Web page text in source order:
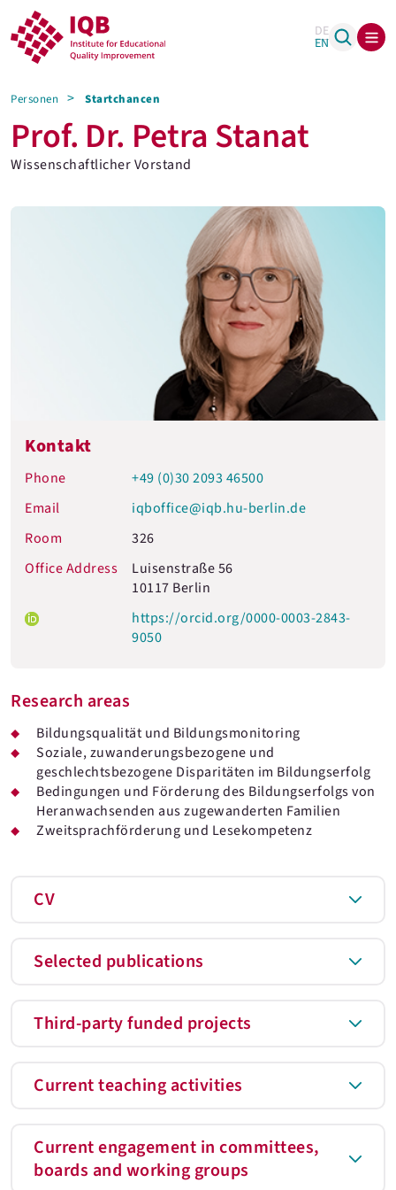
DE
EN
Research areas
Bildungsqualität und Bildungsmonitoring
Soziale, zuwanderungsbezogene und
geschlechtsbezogene Disparitäten im Bildungserfolg
Bedingungen und Förderung des Bildungserfolgs von
Heranwachsenden aus zugewanderten Familien
Zweitsprachförderung und Lesekompetenz
CV
Selected publications
Third-party funded projects
Current teaching activities
Current engagement in committees,
boards and working groups
Personen Startchancen
Prof. Dr. Petra Stanat
Wissenschaftlicher Vorstand
Kontakt
Phone
+49 (0)30 2093 46500
Email
iqboffice@iqb.hu-berlin.de
Room
326
Office Address
Luisenstraße 56
10117 Berlin
https://orcid.org/0000-0003-2843-
9050